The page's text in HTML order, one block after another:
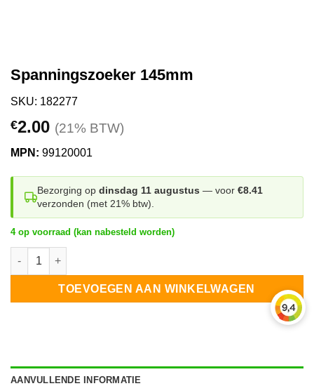
Spanningszoeker 145mm
SKU: 182277
€2.00 (21% BTW)
MPN: 99120001
Bezorging op dinsdag 11 augustus — voor €8.41
verzonden (met 21% btw).
4 op voorraad (kan nabesteld worden)
Spanningszoeker 145mm aantal
TOEVOEGEN AAN WINKELWAGEN
AANVULLENDE INFORMATIE